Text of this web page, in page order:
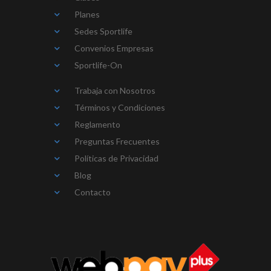
Planes
Sedes Sportlife
Convenios Empresas
Sportlife-On
Trabaja con Nosotros
Términos y Condiciones
Reglamento
Preguntas Frecuentes
Políticas de Privacidad
Blog
Contacto